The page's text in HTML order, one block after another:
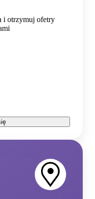
i otrzymuj ofetry